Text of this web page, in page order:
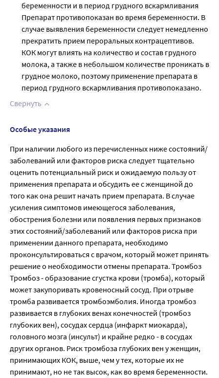
беременности и в период грудного вскармливания
Препарат противопоказан во время беременности. В
случае выявления беременности следует немедленно
прекратить прием пероральных контрацептивов.
КОК могут влиять на количество и состав грудного
молока, а также в небольшом количестве проникать в
грудное молоко, поэтому применение препарата в
период грудного вскармливания противопоказано.
Свернуть
Особые указания
При наличии любого из перечисленных ниже состояний/
заболеваний или факторов риска следует тщательно
оценить потенциальный риск и ожидаемую пользу от
применения препарата и обсудить ее с женщиной до
того как она решит начать прием препарата. В случае
усиления симптомов имеющегося заболевания,
обострения болезни или появления первых признаков
этих состояний/заболеваний или факторов риска при
применении данного препарата, необходимо
проконсультироваться с врачом, который может принять
решение о необходимости отмены препарата. Тромбоз
Тромбоз - образование сгустка крови (тромба), который
может закупоривать кровеносный сосуд. При отрыве
тромба развивается тромбоэмболия. Иногда тромбоз
развивается в глубоких венах конечностей (тромбоз
глубоких вен), сосудах сердца (инфаркт миокарда),
головного мозга (инсульт) и крайне редко - в сосудах
других органов. Риск тромбоза глубоких вен у женщин,
принимающих КОК, выше, чем у тех, которые их не
принимают, но не так высок, как во время беременности.